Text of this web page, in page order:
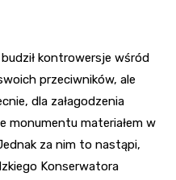
kontrowersje wśród
przeciwników, ale
dla załagodzenia
monumentu materiałem w
za nim to nastąpi,
Konserwatora